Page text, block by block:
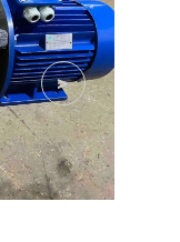
>